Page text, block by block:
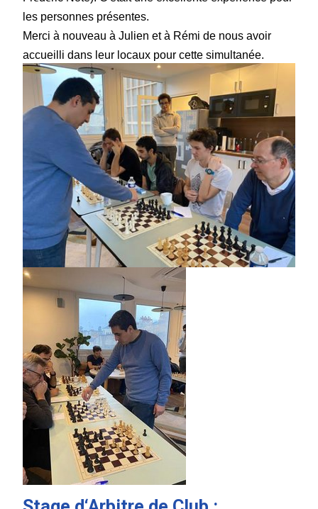
les personnes présentes.
Merci à nouveau à Julien et à Rémi de nous avoir
accueilli dans leur locaux pour cette simultanée.